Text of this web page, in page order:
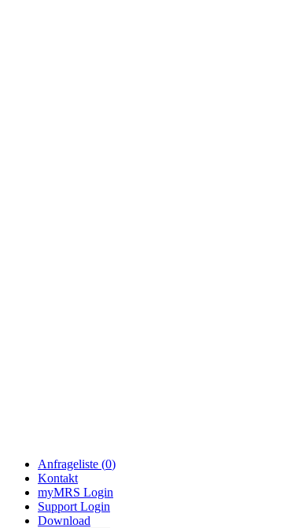
Anfrageliste (0)
Kontakt
myMRS Login
Support Login
Download